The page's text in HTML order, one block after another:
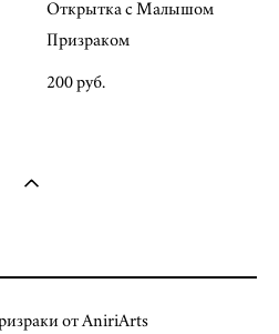
Открытка с Малышом
Призраком
200 pуб.
от AniriArts